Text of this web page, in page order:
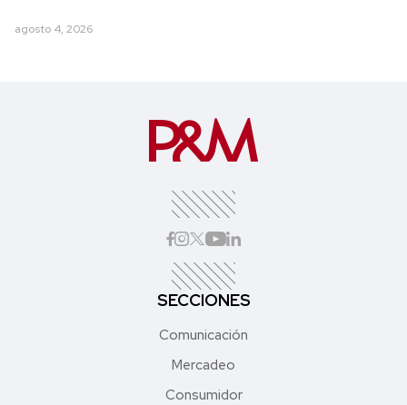
agosto 4, 2026
SECCIONES
Comunicación
Mercadeo
Consumidor